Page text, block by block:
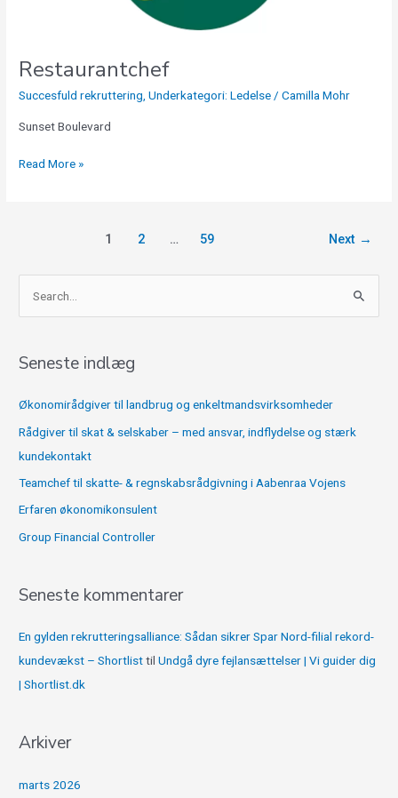
Restaurantchef
Succesfuld rekruttering ,Underkategori: Ledelse /Camilla Mohr
Sunset Boulevard
Read More »
1 2 … 59 Next →
e
Seneste indlæg
Økonomirådgiver til landbrug og enkeltmandsvirksomheder
Rådgiver til skat & selskaber – med ansvar, indflydelse og stærk
kundekontakt
Teamchef til skatte- & regnskabsrådgivning i Aabenraa Vojens
Erfaren økonomikonsulent
Group Financial Controller
Seneste kommentarer
En gylden rekrutteringsalliance: Sådan sikrer Spar Nord-filial rekord-
kundevækst – ShortlisttilUndgå dyre fejlansættelser | Vi guider dig
| Shortlist.dk
Arkiver
marts 2026